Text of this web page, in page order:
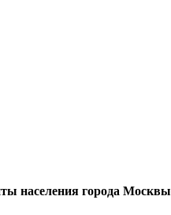
населения города Москвы